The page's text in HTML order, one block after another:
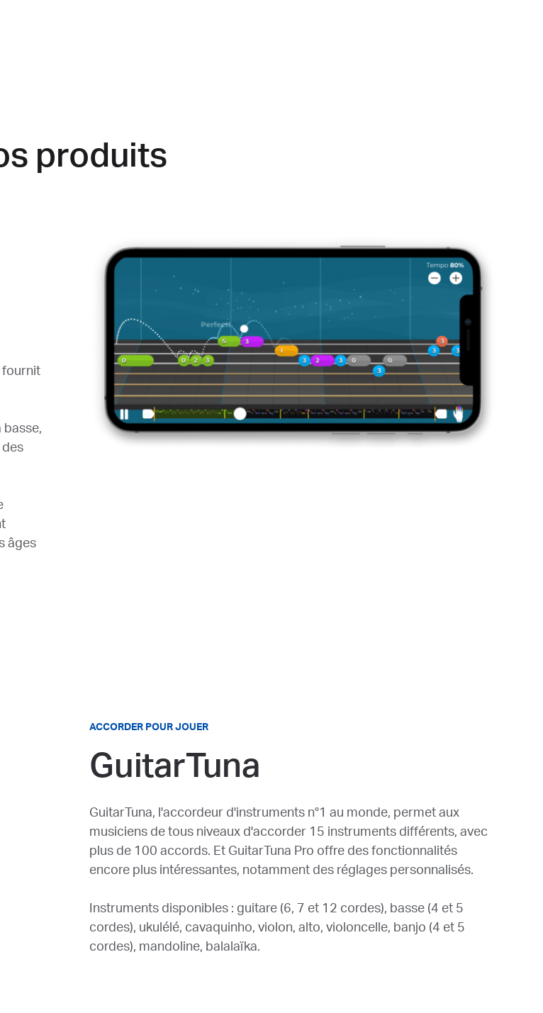
produits
fournit
basse,
des
âges
ACCORDER POUR JOUER
GuitarTuna
GuitarTuna, l'accordeur d'instruments n°1 au monde, permet aux
musiciens de tous niveaux d'accorder 15 instruments différents, avec
plus de 100 accords. Et GuitarTuna Pro offre des fonctionnalités
encore plus intéressantes, notamment des réglages personnalisés.
Instruments disponibles : guitare (6, 7 et 12 cordes), basse (4 et 5
cordes), ukulélé, cavaquinho, violon, alto, violoncelle, banjo (4 et 5
cordes), mandoline, balalaïka.